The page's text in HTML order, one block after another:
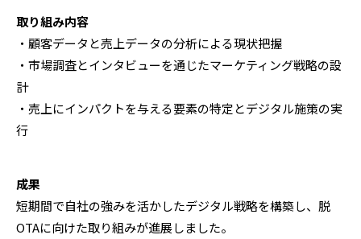
取り組み内容
・顧客データと売上データの分析による現状把握
・市場調査とインタビューを通じたマーケティング戦略の設
計
・売上にインパクトを与える要素の特定とデジタル施策の実
行
成果
短期間で自社の強みを活かしたデジタル戦略を構築し、脱
OTAに向けた取り組みが進展しました。